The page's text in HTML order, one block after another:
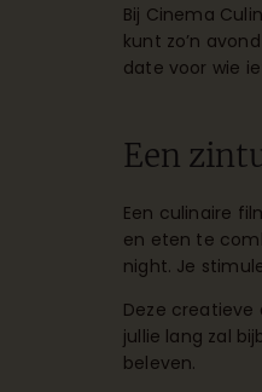
Bij Cinema
kunt zo’n
date voor wie
Een
Een culinaire
en eten te
night. Je
Deze creatieve
jullie lang zal
beleven.